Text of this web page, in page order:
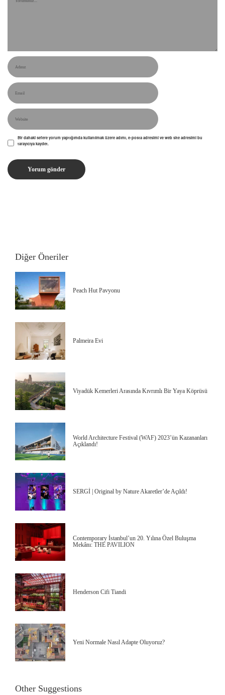
Bir dahaki sefere yorum yaptığımda kullanılmak üzere adımı, e-posta adresimi ve web site adresimi bu
tarayıcıya kaydet.
Diğer Öneriler
Peach Hut Pavyonu
Palmeira Evi
Viyadük Kemerleri Arasında Kıvrımlı Bir Yaya Köprüsü
World Architecture Festival (WAF) 2023’ün Kazananları
Açıklandı!
SERGİ | Original by Nature Akaretler’de Açıldı!
Contemporary İstanbul’un 20. Yılına Özel Buluşma
Mekânı: THE PAVILION
Henderson Cifi Tiandi
Yeni Normale Nasıl Adapte Oluyoruz?
Other Suggestions